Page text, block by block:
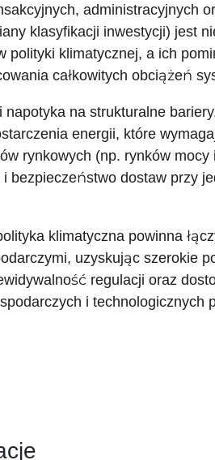
administracyjnych
klasyfikacji inwestycji) jest
polityki klimatycznej, a ich
całkowitych obciążeń
na strukturalne
energii, które
rynkowych (np. rynków mocy
bezpieczeństwo dostaw przy
klimatyczna powinna
uzyskując szerokie
regulacji oraz
i technologicznych